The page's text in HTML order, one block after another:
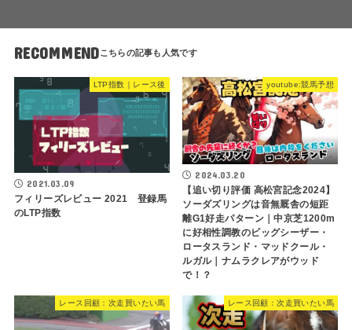
RECOMMEND
LTP指数｜レース後
2021.03.09
フィリーズレビュー 2021 登録馬
のLTP指数
youtube:競馬予想
2024.03.20
【追い切り評価 高松宮記念2024】
ソーダズリングは音無厩舎の短距
離G1好走パターン｜中京芝1200m
に好相性調教のビッグシーザー・
ロータスランド・マッドクール・
ルガル｜ナムラクレアがウッド
で！？
レース回顧：次走買いたい馬 レース回顧：次走買いたい馬